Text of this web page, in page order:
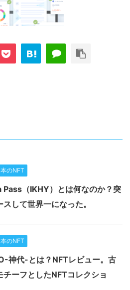
本のNFT
Pass（IKHY）とは何なのか？突
して世界一になった。
本のNFT
神代-とは？NFTレビュー。古
チーフとしたNFTコレクショ